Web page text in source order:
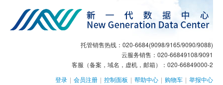
托管销售热线：020-6684(9098/9165/9090/9088)
云服务销售：020-66849108/9091
客服（备案，域名，虚机，邮箱）：020-66849000-2
登录 | 会员注册 | 控制面板 | 帮助中心 | 购物车 | 举报中心